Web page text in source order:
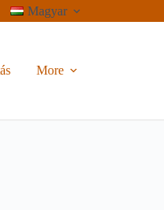
Magyar
More